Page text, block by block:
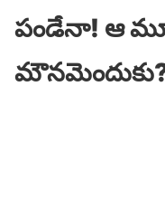
పండేనా! ఆ